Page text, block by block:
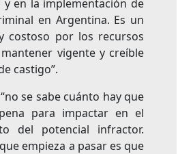
y en la implementación de
en Argentina. Es un
costoso por los recursos
vigente y creíble
castigo”.
se sabe cuánto hay que
para impactar en el
del potencial infractor.
empieza a pasar es que